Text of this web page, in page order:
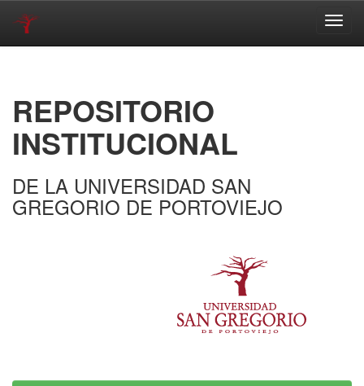
REPOSITORIO
INSTITUCIONAL
DE LA UNIVERSIDAD SAN
GREGORIO DE PORTOVIEJO